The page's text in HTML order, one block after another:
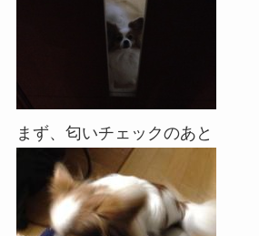
まず、匂いチェックのあと